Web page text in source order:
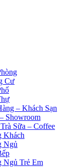
Cư
– Khách Sạn
Showroom
Sữa – Coffee
Khách
Ngủ
Ngủ Trẻ Em